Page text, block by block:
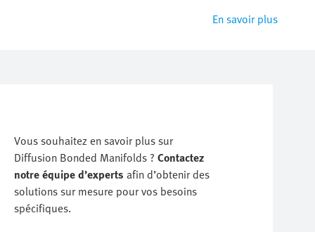
En savoir plus
Vous souhaitez en savoir plus sur
Diffusion Bonded Manifolds ? Contactez
notre équipe d’experts afin d’obtenir des
solutions sur mesure pour vos besoins
spécifiques.